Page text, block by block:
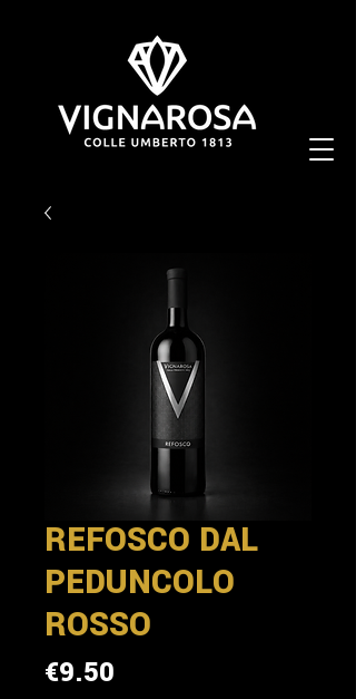
REFOSCO DAL
PEDUNCOLO
ROSSO
€9.50